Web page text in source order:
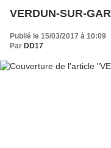
VERDUN-SUR-
Publié le 15/03/2017 à 10:09
Par DD17